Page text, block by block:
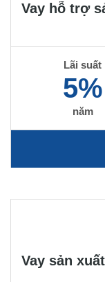
Vay hỗ trợ
Lãi suất
5%
năm
Vay sản